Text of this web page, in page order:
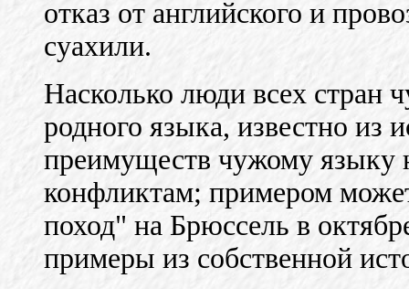
отказ от английского и
суахили.
Насколько люди всех стран
родного языка, известно из
преимуществ чужому языку
конфликтам; примером
поход" на Брюссель в
примеры из собственной